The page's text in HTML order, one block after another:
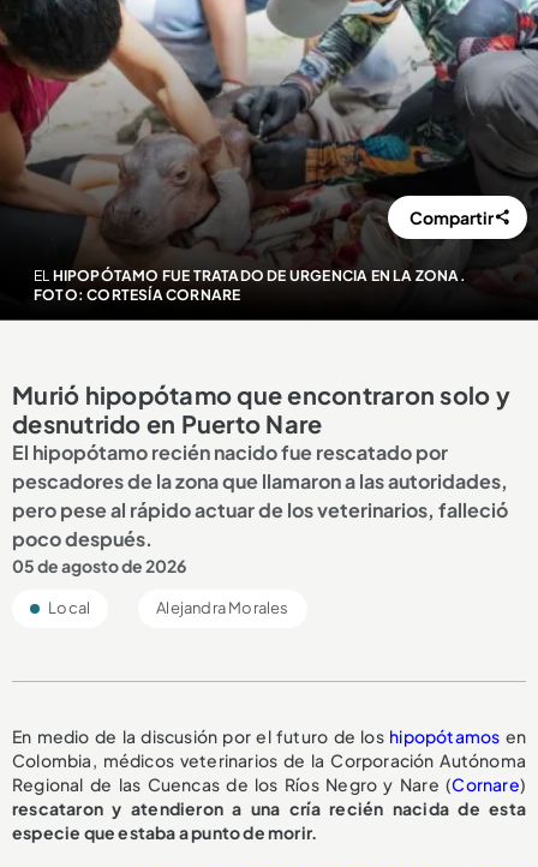
EL HIPOPÓTAMO FUE TRATADO DE URGENCIA EN LA ZONA.
FOTO: CORTESÍA CORNARE
Compartir
Murió hipopótamo que encontraron solo y
desnutrido en Puerto Nare
El hipopótamo recién nacido fue rescatado por
pescadores de la zona que llamaron a las autoridades,
pero pese al rápido actuar de los veterinarios, falleció
poco después.
05 de agosto de 2026
Local Alejandra Morales
En medio de la discusión por el futuro de los hipopótamos en
Colombia, médicos veterinarios de la Corporación Autónoma
Regional de las Cuencas de los Ríos Negro y Nare (Cornare)
rescataron y atendieron a una cría recién nacida de esta
especie que estaba a punto de morir.